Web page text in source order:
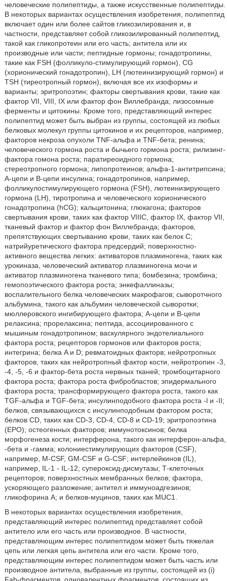
человеческие полипептиды, а также искусственные полипептиды.
В некоторых вариантах осуществления изобретения, полипептид
включает один или более сайтов гликозилирования и, в
частности, представляет собой гликозилированный полипептид,
такой как гликопротеин или его часть; антитела или их
производные или части; пептидные гормоны; гонадотропины,
такие как FSH (фолликуло-стимулирующий гормон), CG
(хорионический гонадотропин), LH (лютеинизирующий гормон) и
TSH (тиреотропный гормон), включая все их изоформы и
варианты; эритропоэтин; факторы свертывания крови, такие как
фактор VII, VIII, IX или фактор фон Виллебранда; лизосомные
ферменты и цитокины. Кроме того, представляющий интерес
полипептид может быть выбран из группы, состоящей из любых
белковых молекул группы цитокинов и их рецепторов, например,
факторов некроза опухоли TNF-альфа и TNF-бета; ренина;
человеческого гормона роста и бычьего гормона роста; рилизинг-
фактора гомона роста; паратиреоидного гормона;
стереотропного гормона; липопротеинов; альфа-1-антитрипсина;
A-цепи и B-цепи инсулина; гонадотропинов, например,
фолликулостимулирующего гормона (FSH), лютеинизирующего
гормона (LH), тиротропина и человеческого хорионического
гонадотропина (hCG); кальцитонина; глюкагона; факторов
свертывания крови, таких как фактор VIIIC, фактор IX, фактор VII,
тканевый фактор и фактор фон Виллебранда; факторов,
препятствующих свертыванию крови, таких как белок C;
натрийуретического фактора предсердий; поверхностно-
активного вещества легких: активаторов плазминогена, таких как
урокиназа, человеческий активатор плазминогена мочи и
активатор плазминогена тканевого типа; бомбезина; тромбина;
гемопоэтического фактора роста; энкефаллиназы;
воспалительного белка человеческих макрофагов; сыворотчного
альбумина, такого как альбумин человеческой сыворотки;
мюллеровского ингибирующего фактора; А-цепи и В-цепи
релаксина; прорелаксина; пептида, ассоциированного с
мышиным гонадотропином; васкулярного эндотелиального
фактора роста; рецепторов гормонов или факторов роста;
интегрина; белка A и D; ревматоидных факторв; нейротропных
факторов, таких как нейротропный фактор кости, нейротропин -3,
-4, -5, -6 и фактор-бета роста нервных тканей; тромбоцитарного
фактора роста; фактора роста фибробластов; эпидермального
фактора роста; трансформирующего фактора роста, такого как
TGF-альфа и TGF-бета; инсулинподобного фактора роста -l и -II;
белков, связывающихся с инсулинподобным фактором роста;
белков CD, таких как CD-3, CD-4, CD-8 и CD-19; эритропоэтина
(EPO); остеогенных факторов; иммунотоксинов; белка
морфогенеза кости; интерферона, такого как интерферон-альфа,
-бета и -гамма; колониестимулирующих факторов (CSF),
например, M-CSF, GM-CSF и G-CSF; интерлейкинов (IL),
например, IL-1 - IL-12; супероксид-дисмутазы; Т-клеточных
рецепторов; поверхностных мембранных белков; фактора,
ускоряющего разложение; антител и иммуноадгезинов;
гликофорина A; и белков-муцинов, таких как MUC1.
В некоторых вариантах осуществления изобретения,
представляющий интерес полипептид представляет собой
антитело или его часть или производное. В частности,
представляющим интерес полипептидом может быть тяжелая
цепь или легкая цепь антитела или его части. Кроме того,
представляющим интерес полипептидом может быть часть или
производное антитела, выбранные из группы, состоящей из (i)